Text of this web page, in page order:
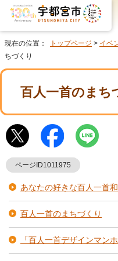
現在の位置： トップページ > イベ
ちづくり
百人一首のまち
ページID1011975
あなたの好きな百人一首
百人一首のまちづくり
「百人一首デザインマン